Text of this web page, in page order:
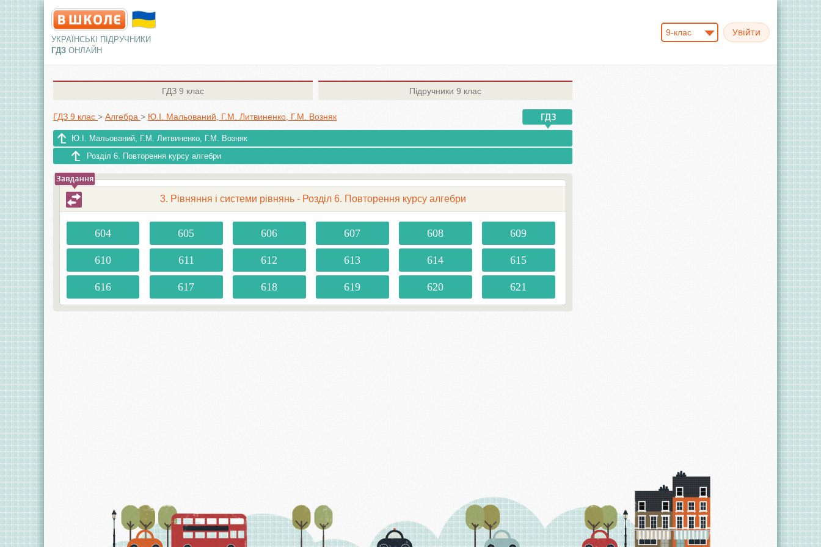
УКРАЇНСЬКІ ПІДРУЧНИКИ
ГДЗ ОНЛАЙН
9-клас
ГДЗ 9 клас Підручники 9 клас
ГДЗ 9 клас > Алгебра > Ю.І. Мальований, Г.М. Литвиненко, Г.М. Возняк
Ю.І. Мальований, Г.М. Литвиненко, Г.М. Возняк
Розділ 6. Повторення курсу алгебри
3. Рівняння і системи рівнянь - Розділ 6. Повторення курсу алгебри
604 605 606 607 608 609
610 611 612 613 614 615
616 617 618 619 620 621